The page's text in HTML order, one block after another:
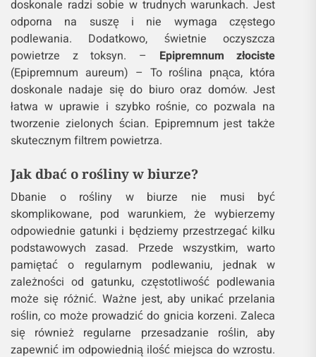
doskonale radzi sobie w trudnych warunkach. Jest
odporna na suszę i nie wymaga częstego
podlewania. Dodatkowo, świetnie oczyszcza
powietrze z toksyn. – Epipremnum złociste
(Epipremnum aureum) – To roślina pnąca, która
doskonale nadaje się do biuro oraz domów. Jest
łatwa w uprawie i szybko rośnie, co pozwala na
tworzenie zielonych ścian. Epipremnum jest także
skutecznym filtrem powietrza.
Jak dbać o rośliny w biurze?
Dbanie o rośliny w biurze nie musi być
skomplikowane, pod warunkiem, że wybierzemy
odpowiednie gatunki i będziemy przestrzegać kilku
podstawowych zasad. Przede wszystkim, warto
pamiętać o regularnym podlewaniu, jednak w
zależności od gatunku, częstotliwość podlewania
może się różnić. Ważne jest, aby unikać przelania
roślin, co może prowadzić do gnicia korzeni. Zaleca
się również regularne przesadzanie roślin, aby
zapewnić im odpowiednią ilość miejsca do wzrostu.